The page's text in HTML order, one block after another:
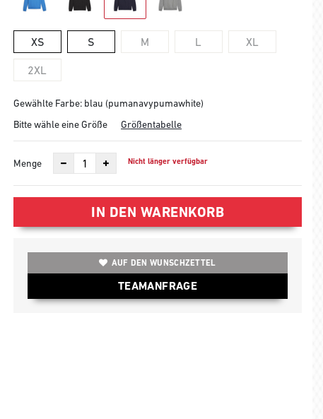
XS S M L XL
2XL
Gewählte Farbe: blau (pumanavypumawhite)
Bitte wähle eine Größe
Größentabelle
Menge Nicht länger verfügbar
IN DEN WARENKORB
AUF DEN WUNSCHZETTEL
TEAMANFRAGE